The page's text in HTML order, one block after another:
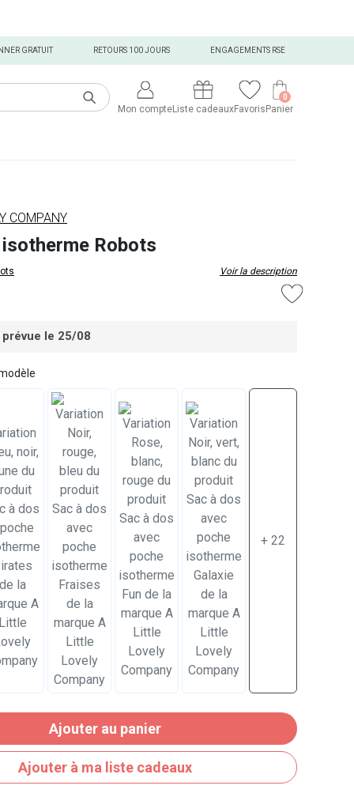
ENGAGEMENTS RSE
RETOURS 100 JOURS
GRATUIT
Mon compteListe cadeauxFavoris Panier
0
COMPANY
Robots
Voir la description
le 25/08
+ 22
Ajouter au panier
Ajouter à ma liste cadeaux